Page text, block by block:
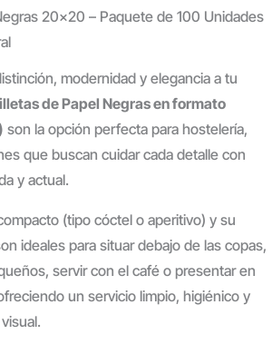
20×20 – Paquete de 100 Unidades
modernidad y elegancia a tu
de Papel Negras en formato
son la opción perfecta para hostelería,
que buscan cuidar cada detalle con
y actual.
(tipo cóctel o aperitivo) y su
ideales para situar debajo de las copas,
servir con el café o presentar en
un servicio limpio, higiénico y